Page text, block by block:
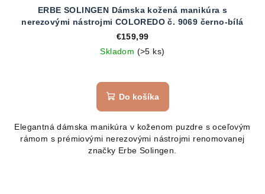
ERBE SOLINGEN Dámska kožená manikúra s
nerezovými nástrojmi COLOREDO č. 9069 černo-bílá
€159,99
Skladom (>5 ks)
Do košíka
Elegantná dámska manikúra v koženom puzdre s oceľovým
rámom s prémiovými nerezovými nástrojmi renomovanej
značky Erbe Solingen.